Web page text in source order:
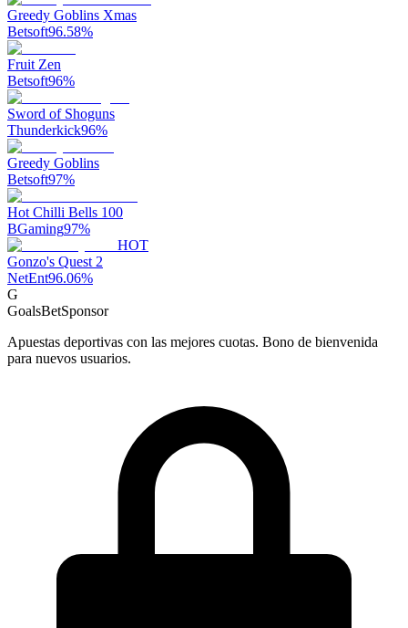
Greedy Goblins Xmas
Betsoft96.58%
Fruit Zen
Betsoft96%
Sword of Shoguns
Thunderkick96%
Greedy Goblins
Betsoft97%
Hot Chilli Bells 100
BGaming97%
HOT
Gonzo's Quest 2
NetEnt96.06%
G
GoalsBetSponsor
Apuestas deportivas con las mejores cuotas. Bono de bienvenida
para nuevos usuarios.